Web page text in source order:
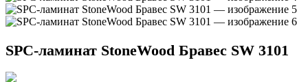
SPC-ламинат StoneWood Бравес SW 3101